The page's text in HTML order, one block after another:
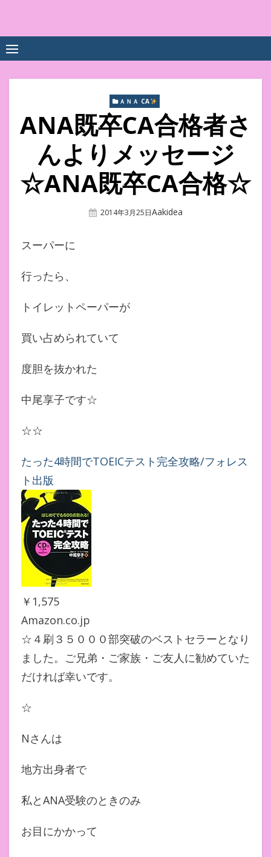
content
数UPｽｸｰﾙ
ＡＮＡ CA
ANA既卒CA合格者さ
んよりメッセージ
☆ANA既卒CA合格☆
Posted
2014年3月25日Author
Aakidea
スーパーに
行ったら、
トイレットペーパーが
買い占められていて
度胆を抜かれた
中尾享子です☆
☆☆
たった4時間でTOEICテスト完全攻略/フォレス
ト出版
￥1,575
Amazon.co.jp
☆４刷３５０００部突破のベストセラーとなり
ました。ご兄弟・ご家族・ご友人に勧めていた
だければ幸いです。
☆
Nさんは
地方出身者で
私とANA受験のときのみ
お目にかかって